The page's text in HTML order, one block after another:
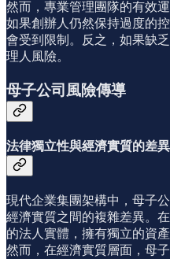
然而，專業管理團隊的有效
如果創辦人仍然保持過度的
會受到限制。反之，如果缺
理人風險。
母子公司風險傳導
法律獨立性與經濟實質的差異
現代企業集團架構中，母子
經濟實質之間的複雜差異。
的法人實體，擁有獨立的資
然而，在經濟實質層面，母